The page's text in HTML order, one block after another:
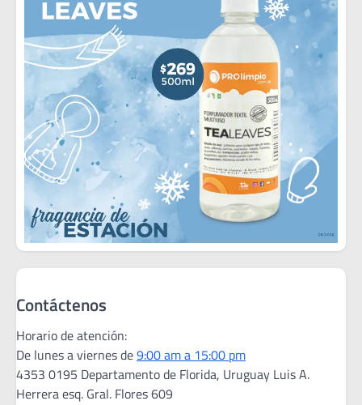
Contáctenos
Horario de atención:
De lunes a viernes de9:00 am a 15:00 pm
4353 0195 Departamento de Florida, Uruguay Luis A.
Herrera esq. Gral. Flores 609